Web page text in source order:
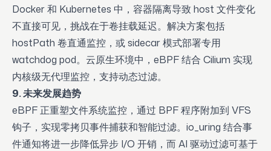
Docker 和 Kubernetes 中，容器隔离导致 host 文件变化
不直接可见，挑战在于卷挂载延迟。解决方案包括
hostPath 卷直通监控，或 sidecar 模式部署专用
watchdog pod。云原生环境中，eBPF 结合 Cilium 实现
内核级无代理监控，支持动态过滤。
9. 未来发展趋势
eBPF 正重塑文件系统监控，通过 BPF 程序附加到 VFS
钩子，实现零拷贝事件捕获和智能过滤。io_uring 结合事
件通知将进一步降低异步 I/O 开销，而 AI 驱动过滤可基于